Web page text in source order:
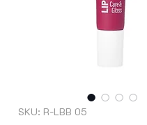
SKU: R-LBB 05